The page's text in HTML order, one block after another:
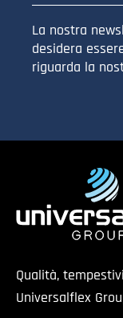
La nostra
desidera
riguarda la
Qualità,
Universalflex